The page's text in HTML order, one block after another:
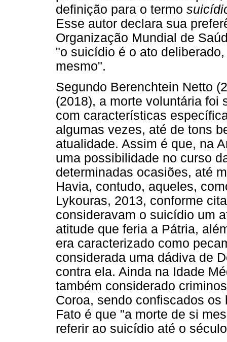
definição para o termo
Esse autor declara sua
Organização Mundial de
"o suicídio é o ato
mesmo".
Segundo Berenchtein Netto
(2018), a morte voluntária foi
com características
algumas vezes, até de tons
atualidade. Assim é que, na
uma possibilidade no curso
determinadas ocasiões, até
Havia, contudo, aqueles,
Lykouras, 2013, conforme
consideravam o suicídio um
atitude que feria a Pátria,
era caracterizado como
considerada uma dádiva de
contra ela. Ainda na Idade
também considerado
Coroa, sendo confiscados
Fato é que "a morte de si
referir ao suicídio até o